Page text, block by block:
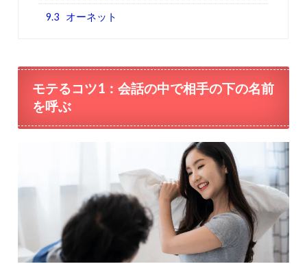
9.3 オーネット
モテるコツ1：会話の中で相手の下の名前
を呼ぶ